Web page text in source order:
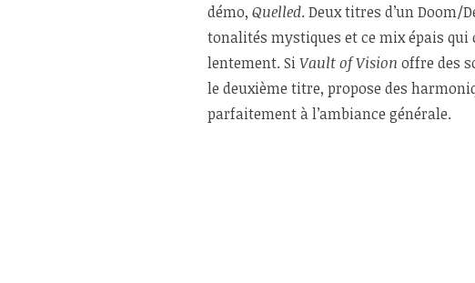
démo, Quelled. Deux titres d’un Doom/
tonalités mystiques et ce mix épais
lentement. SiVault of Vision offre des
le deuxième titre, propose des
parfaitement à l’ambiance générale.